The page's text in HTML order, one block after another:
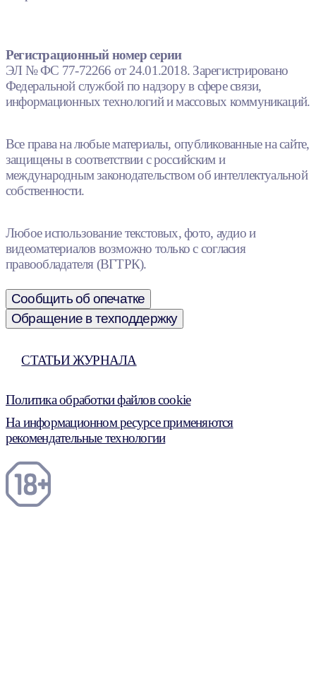
Регистрационный номер серии
ЭЛ № ФС 77-72266 от 24.01.2018. Зарегистрировано
Федеральной службой по надзору в сфере связи,
информационных технологий и массовых коммуникаций.
Все права на любые материалы, опубликованные на сайте,
защищены в соответствии с российским и
международным законодательством об интеллектуальной
собственности.
Любое использование текстовых, фото, аудио и
видеоматериалов возможно только с согласия
правообладателя (ВГТРК).
Сообщить об опечатке
Обращение в техподдержку
СТАТЬИ ЖУРНАЛА
Политика обработки файлов cookie
На информационном ресурсе применяются
рекомендательные технологии